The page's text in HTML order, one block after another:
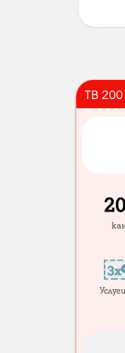
ТВ 200